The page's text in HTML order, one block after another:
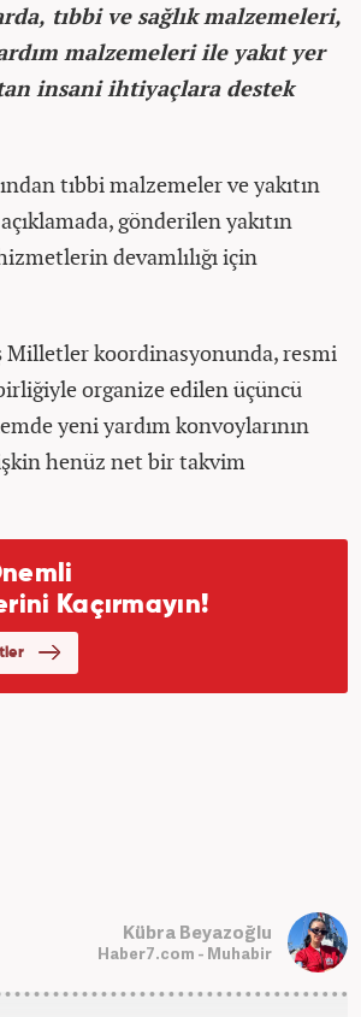
tıbbi ve sağlık malzemeleri,
malzemeleri ile yakıt yer
insani ihtiyaçlara destek
tıbbi malzemeler ve yakıtın
gönderilen yakıtın
devamlılığı için
Milletler koordinasyonunda, resmi
organize edilen üçüncü
yeni yardım konvoylarının
henüz net bir takvim
Kübra Beyazoğlu
Haber7.com - Muhabir